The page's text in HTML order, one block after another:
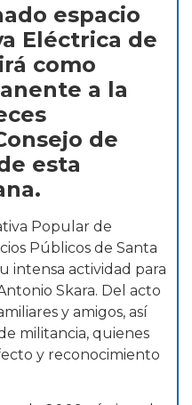
espacio
Eléctrica de
como
a la
de
esta
Popular de
Públicos de Santa
intensa actividad para
Skara. Del acto
y amigos, así
militancia, quienes
y reconocimiento